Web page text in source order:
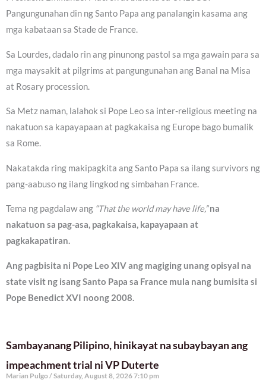
Pangungunahan din ng Santo Papa ang panalangin kasama ang
mga kabataan sa Stade de France.
Sa Lourdes, dadalo rin ang pinunong pastol sa mga gawain para sa
mga maysakit at pilgrims at pangungunahan ang Banal na Misa
at Rosary procession.
Sa Metz naman, lalahok si Pope Leo sa inter-religious meeting na
nakatuon sa kapayapaan at pagkakaisa ng Europe bago bumalik
sa Rome.
Nakatakda ring makipagkita ang Santo Papa sa ilang survivors ng
pang-aabuso ng ilang lingkod ng simbahan France.
Tema ng pagdalaw ang “That the world may have life,”na
nakatuon sa pag-asa, pagkakaisa, kapayapaan at
pagkakapatiran.
Ang pagbisita ni Pope Leo XIV ang magiging unang opisyal na
state visit ng isang Santo Papa sa France mula nang bumisita si
Pope Benedict XVI noong 2008.
Sambayanang Pilipino, hinikayat na subaybayan ang
impeachment trial ni VP Duterte
Marian Pulgo Saturday, August 8, 2026 7:10 pm